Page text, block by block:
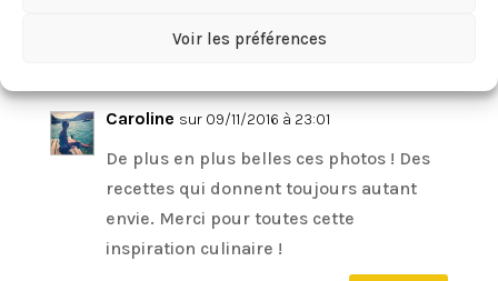
Voir les préférences
Caroline sur 09/11/2016 à 23:01
De plus en plus belles ces photos ! Des
recettes qui donnent toujours autant
envie. Merci pour toutes cette
inspiration culinaire !